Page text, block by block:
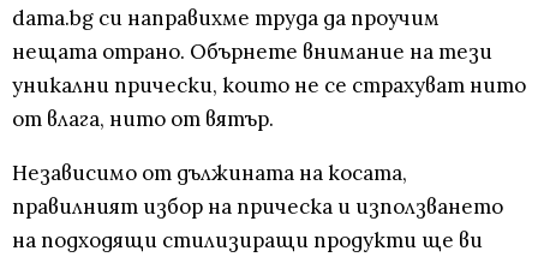
dama.bg си направихме труда да проучим
нещата отрано. Обърнете внимание на тези
уникални прически, които не се страхуват нито
от влага, нито от вятър.
Независимо от дължината на косата,
правилният избор на прическа и използването
на подходящи стилизиращи продукти ще ви